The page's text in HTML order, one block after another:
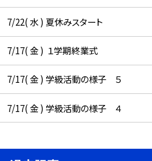
7/22( 水 ) 夏休みスタート
7/17( 金 ) １学期終業式
7/17( 金 ) 学級活動の様子 ５
7/17( 金 ) 学級活動の様子 ４